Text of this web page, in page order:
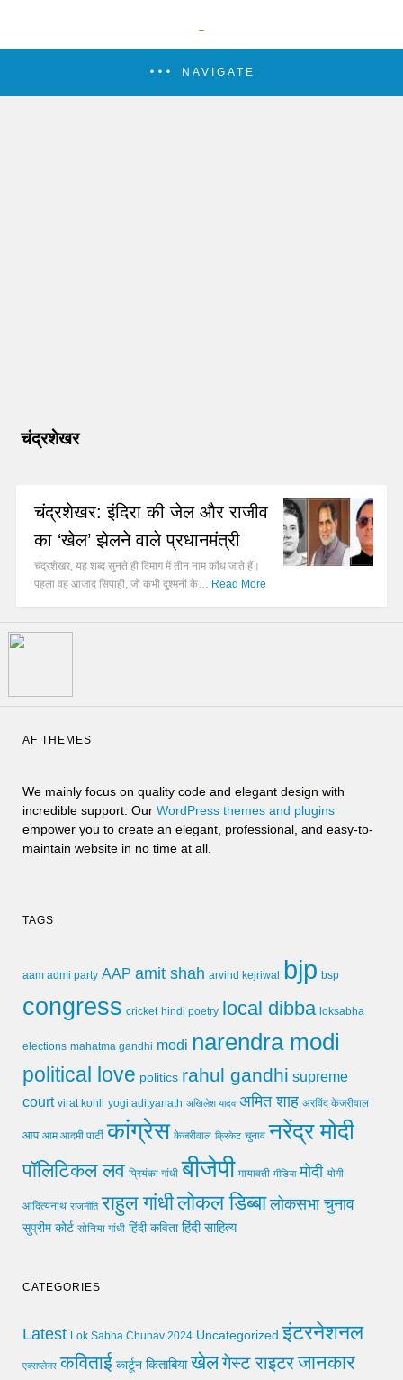
NAVIGATE
चंद्रशेखर
चंद्रशेखर: इंदिरा की जेल और राजीव
का ‘खेल’ झेलने वाले प्रधानमंत्री
चंद्रशेखर, यह शब्द सुनते ही दिमाग में तीन नाम कौंध जाते हैं।
पहला वह आजाद सिपाही, जो कभी दुश्मनों के… Read More
AF THEMES
We mainly focus on quality code and elegant design with
incredible support. Our WordPress themes and plugins
empower you to create an elegant, professional, and easy-to-
maintain website in no time at all.
TAGS
aam admi party AAP amit shah arvind kejriwal bjp bsp
congress cricket hindi poetry local dibba loksabha
elections mahatma gandhi modi narendra modi
political love politics rahul gandhi supreme
court virat kohli yogi adityanath अखिलेश यादव अमित शाह अरविंद केजरीवाल
आप आम आदमी पार्टी कांग्रेस केजरीवाल क्रिकेट चुनाव नरेंद्र मोदी
पॉलिटिकल लव प्रियंका गांधी बीजेपी मायावती मीडिया मोदी योगी
आदित्यनाथ राजनीति राहुल गांधीलोकल डिब्बा लोकसभा चुनाव
सुप्रीम कोर्ट सोनिया गांधी हिंदी कविता हिंदी साहित्य
CATEGORIES
Latest Lok Sabha Chunav 2024 Uncategorized इंटरनेशनल
एक्सप्लेनर कविताई कार्टून किताबिया खेलगेस्ट राइटरजानकार